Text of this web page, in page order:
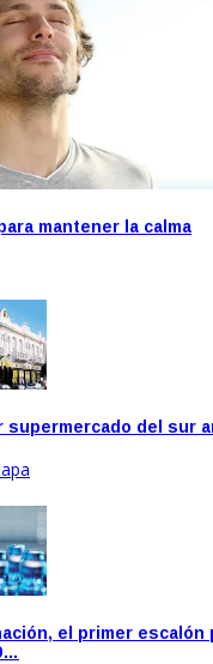
mantener la calma
supermercado del sur
el primer escalón